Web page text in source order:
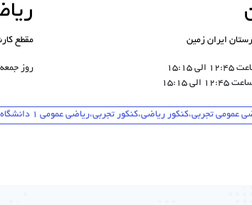
ایران زمین
15:15
15:15
مقطع
روز جمعه ساعت